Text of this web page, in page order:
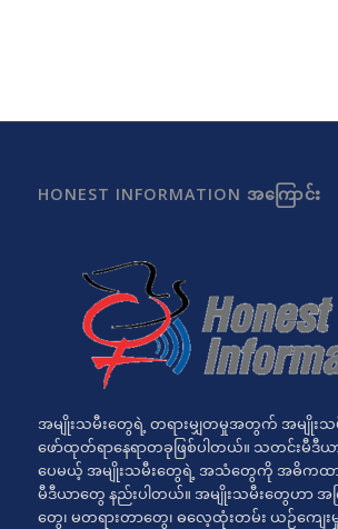
HONEST INFORMATION အကြောင်း
အမျိုးသမီးတွေရဲ့ တရားမျှတမှုအတွက် အမျိုးသ
ဖော်ထုတ်ရာနေရာတခုဖြစ်ပါတယ်။ သတင်းမီဒီယ
ပေမယ့် အမျိုးသမီးတွေရဲ့ အသံတွေကို အဓိကထာ
မီဒီယာတွေ နည်းပါတယ်။ အမျိုးသမီးတွေဟာ အ
တွေ၊ မတရားတာတွေ၊ ဓလေ့ထုံးတမ်း ယဉ်ကျ